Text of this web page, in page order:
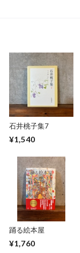
石井桃子集7
¥1,540
踊る絵本屋
¥1,760